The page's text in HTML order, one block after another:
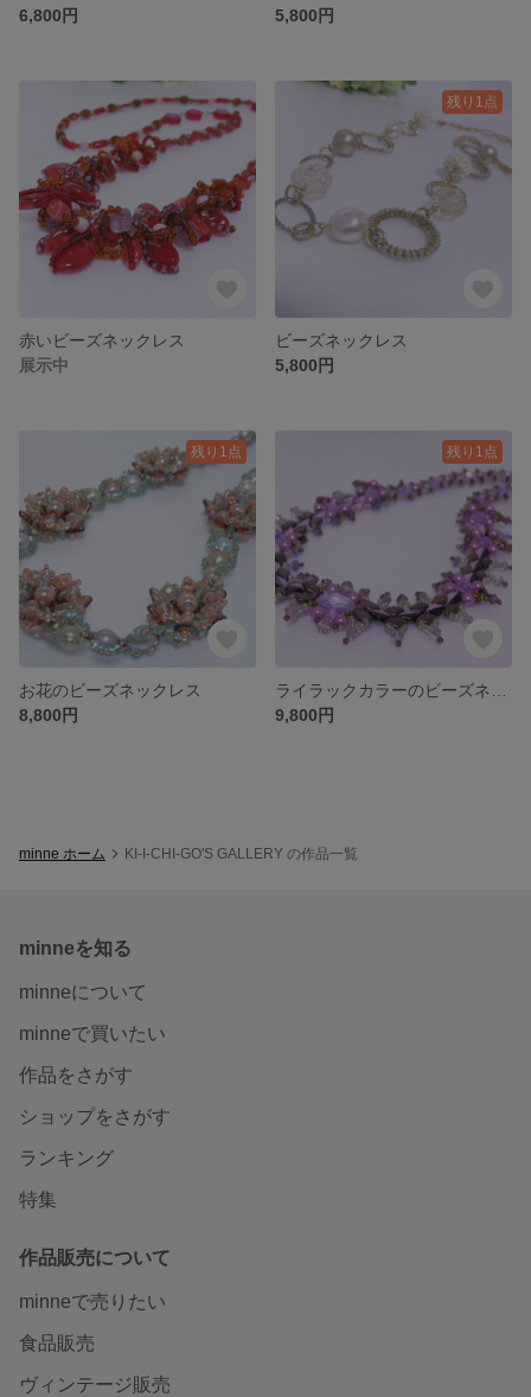
6,800円
5,800円
赤いビーズネックレス
展示中
残り1点
ビーズネックレス
5,800円
残り1点
お花のビーズネックレス
8,800円
残り1点
9,800円
minne ホーム KI-I-CHI-GO'S GALLERY の作品一覧
minneを知る
minneについて
minneで買いたい
作品をさがす
ショップをさがす
ランキング
特集
作品販売について
minneで売りたい
食品販売
ヴィンテージ販売